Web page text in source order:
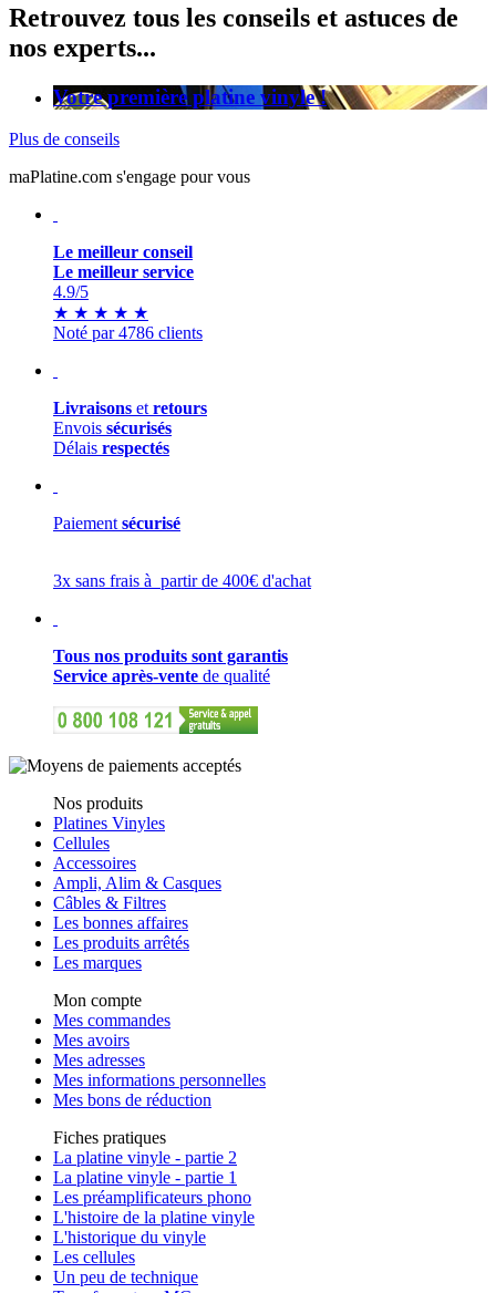
Retrouvez tous les conseils et astuces de
nos experts...
Votre première platine vinyle !
Plus de conseils
maPlatine.com s'engage pour vous
Le meilleur conseil
Le meilleur service
4.9/5
★ ★ ★ ★ ★
Noté par 4786 clients
Livraisons et retours
Envois sécurisés
Délais respectés
Paiement sécurisé
3x sans frais à partir de 400€ d'achat
Tous nos produits sont garantis
Service après-vente de qualité
Nos produits
Platines Vinyles
Cellules
Accessoires
Ampli, Alim & Casques
Câbles & Filtres
Les bonnes affaires
Les produits arrêtés
Les marques
Mon compte
Mes commandes
Mes avoirs
Mes adresses
Mes informations personnelles
Mes bons de réduction
Fiches pratiques
La platine vinyle - partie 2
La platine vinyle - partie 1
Les préamplificateurs phono
L'histoire de la platine vinyle
L'historique du vinyle
Les cellules
Un peu de technique